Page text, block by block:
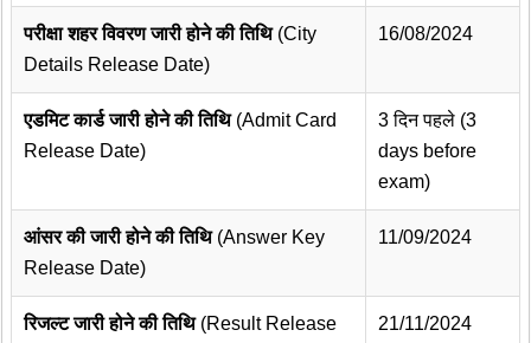
परीक्षा शहर विवरण जारी होने की तिथि(City
Details Release Date)
16/08/2024
एडमिट कार्ड जारी होने की तिथि(Admit Card
Release Date)
3 दिन पहले (3
days before
exam)
आंसर की जारी होने की तिथि(Answer Key
Release Date)
11/09/2024
रिजल्ट जारी होने की तिथि(Result Release
21/11/2024